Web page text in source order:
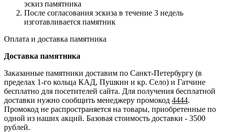
эскиз памятника
После согласования эскиза в течение 3 недель
изготавливается памятник
Оплата и доставка памятника
Доставка памятника
Заказанные памятники доставим по Санкт-Петербургу (в
пределах 1-го кольца КАД, Пушкин и кр. Село) и Гатчине
бесплатно для посетителей сайта. Для получения бесплатной
доставки нужно сообщить менеджеру промокод 4444.
Промокод не распространяется на товары, приобретенные по
одной из наших акций. Базовая стоимость доставки - 3500
рублей.